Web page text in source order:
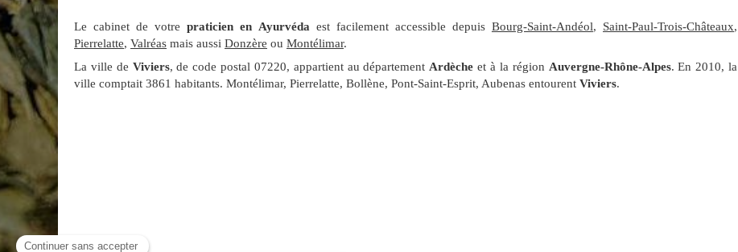
Le cabinet de votrepraticien en Ayurvédaest facilement accessible depuis Bourg-Saint-Andéol, Saint-Paul-Trois-Châteaux,
Pierrelatte, Valréas mais aussi Donzère ou Montélimar.
La ville de Viviers, de code postal 07220, appartient au départementArdèche et à la région Auvergne-Rhône-Alpes. En 2010, la
ville comptait 3861 habitants. Montélimar, Pierrelatte, Bollène, Pont-Saint-Esprit, Aubenas entourent Viviers.